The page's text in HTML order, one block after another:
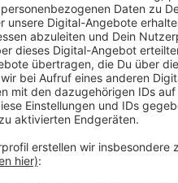
Die Gemeinde hat
für Einfamilien- oder
weniger Geld,
erst, wenn die
gibt esHIER.